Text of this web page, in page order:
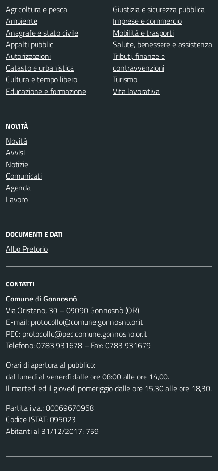
Agricoltura e pesca
Ambiente
Anagrafe e stato civile
Appalti pubblici
Autorizzazioni
Catasto e urbanistica
Cultura e tempo libero
Educazione e formazione
Giustizia e sicurezza pubblica
Imprese e commercio
Mobilità e trasporti
Salute, benessere e assistenza
Tributi, finanze e
contravvenzioni
Turismo
Vita lavorativa
NOVITÀ
Novità
Avvisi
Notizie
Comunicati
Agenda
Lavoro
DOCUMENTI E DATI
Albo Pretorio
CONTATTI
Comune di Gonnosnò
Via Oristano, 30 – 09090 Gonnosnò (OR)
E-mail: protocollo@comune.gonnosno.or.it
PEC: protocollo@pec.comune.gonnosno.or.it
Telefono: 0783 931678 – Fax: 0783 931679
Orari di apertura al pubblico:
dal lunedì al venerdì dalle ore 08:00 alle ore 14,00.
Il martedì ed il giovedì pomeriggio dalle ore 15,30 alle ore 18,30.
Partita i.v.a.: 00069670958
Codice ISTAT: 095023
Abitanti al 31/12/2017: 759